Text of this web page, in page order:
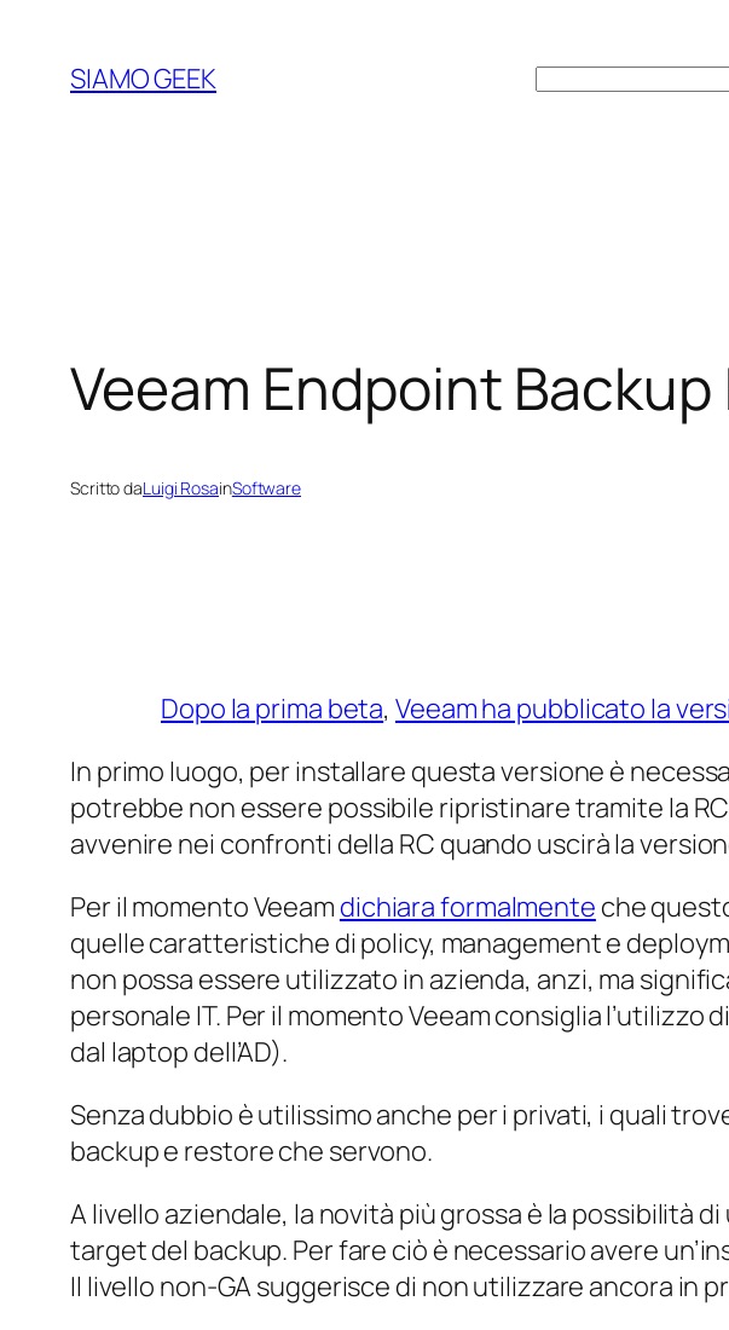
contenuto
SIAMO GEEK Cerca
Veeam Endpoint Backup
Scritto daLuigi RosainSoftware
Dopo la prima beta,Veeam ha pubblicato la
In primo luogo, per installare questa versione è
potrebbe non essere possibile ripristinare tramite la
avvenire nei confronti della RC quando uscirà la
Per il momento Veeam dichiara formalmente che
quelle caratteristiche di policy, management e
non possa essere utilizzato in azienda, anzi, ma
personale IT. Per il momento Veeam consiglia
dal laptop dell’AD).
Senza dubbio è utilissimo anche per i privati, i quali
backup e restore che servono.
A livello aziendale, la novità più grossa è la possibilità
target del backup. Per fare ciò è necessario avere
Il livello non-GA suggerisce di non utilizzare ancora in